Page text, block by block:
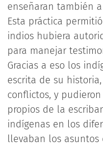
enseñaran también
Esta práctica
indios hubiera
para manejar
Gracias a eso los
escrita de su
conflictos, y
propios de la
indígenas en los
llevaban los asuntos